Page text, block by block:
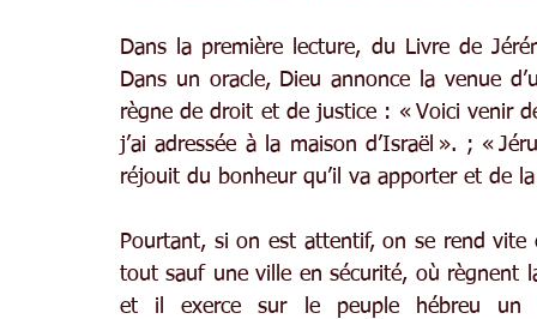
Dans la première lecture, du Livre de
Dans un oracle, Dieu annonce la venue
règne de droit et de justice : « Voici venir
j’ai adressée à la maison d’Israël ». ; «
réjouit du bonheur qu’il va apporter et de
Pourtant, si on est attentif, on se rend vite
tout sauf une ville en sécurité, où règnent
et il exerce sur le peuple hébreu un